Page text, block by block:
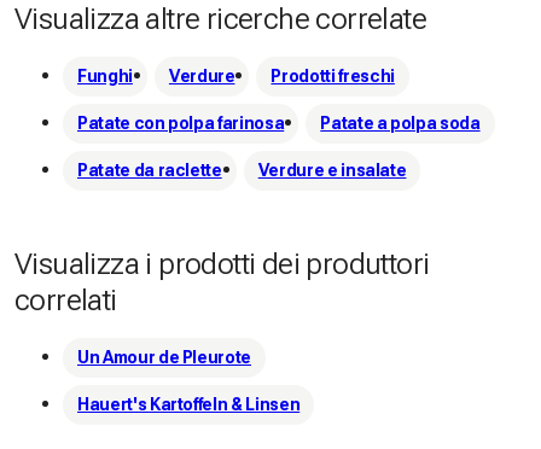
Visualizza altre ricerche correlate
Funghi Verdure Prodotti freschi
Patate con polpa farinosa Patate a polpa soda
Patate da raclette Verdure e insalate
Visualizza i prodotti dei produttori
correlati
Un Amour de Pleurote
Hauert's Kartoffeln & Linsen